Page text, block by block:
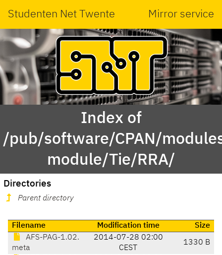
Studenten Net Twente Mirror service
Index of
/pub/software/CPAN/
module/Tie/RRA/
Directories
Parent directory
Filename Modification time
Size
AFS-PAG-1.02.
meta
2014-07-28 02:00
CEST
1330 B